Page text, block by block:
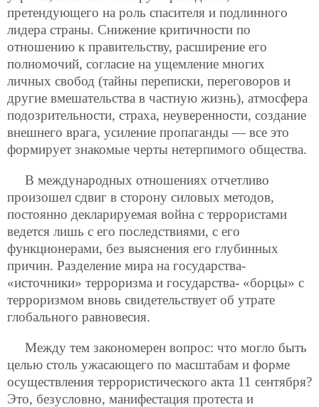
претендующего на роль спасителя и подлинного
лидера страны. Снижение критичности по
отношению к правительству, расширение его
полномочий, согласие на ущемление многих
личных свобод (тайны переписки, переговоров и
другие вмешательства в частную жизнь), атмосфера
подозрительности, страха, неуверенности, создание
внешнего врага, усиление пропаганды — все это
формирует знакомые черты нетерпимого общества.
В международных отношениях отчетливо
произошел сдвиг в сторону силовых методов,
постоянно декларируемая война с террористами
ведется лишь с его последствиями, с его
функционерами, без выяснения его глубинных
причин. Разделение мира на государства-
«источники» терроризма и государства- «борцы» с
терроризмом вновь свидетельствует об утрате
глобального равновесия.
Между тем закономерен вопрос: что могло быть
целью столь ужасающего по масштабам и форме
осуществления террористического акта 11 сентября?
Это, безусловно, манифестация протеста и